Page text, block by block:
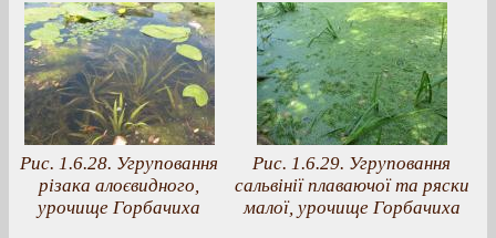
Рис. 1.6.28. Угруповання
різака алоєвидного,
урочище Горбачиха
Рис. 1.6.29. Угруповання
сальвінії плаваючої та ряски
малої, урочище Горбачиха